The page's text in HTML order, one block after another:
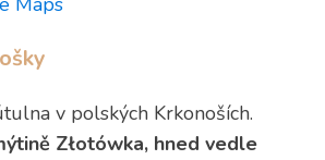
v polských Krkonoších.
Złotówka, hned vedle